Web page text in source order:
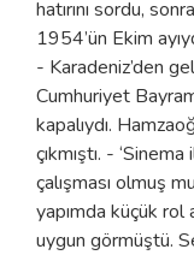
hatırını sordu,
1954’ün Ekim
- Karadeniz’den
Cumhuriyet
kapalıydı.
çıkmıştı. -
çalışması olmuş
yapımda küçük rol
uygun görmüştü.